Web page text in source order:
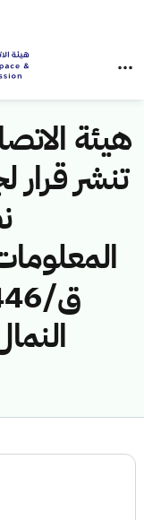
هيئة
تنشر قرار